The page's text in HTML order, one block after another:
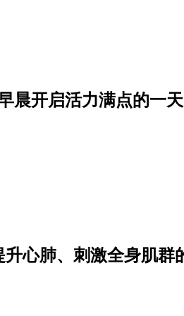
晨开启活力满点的一天
心肺、刺激全身肌群